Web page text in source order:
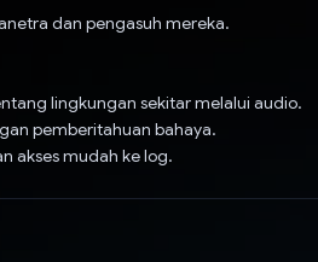
dan pengasuh mereka.
lingkungan sekitar melalui audio.
pemberitahuan bahaya.
akses mudah ke log.